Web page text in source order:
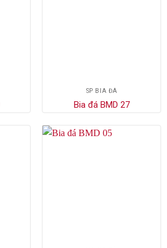
SP BIA ĐÁ
Bia đá BMD 27